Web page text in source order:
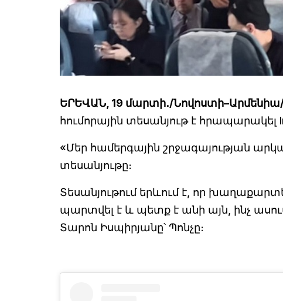
ԵՐԵՎԱՆ, 19 մարտի․/Նովոստի–Արմենիա/
հումորային տեսանյութ է հրապարակել
«Մեր համերգային շրջագայության
տեսանյութը։
Տեսանյութում երևում է, որ
պարտվել է և պետք է անի այն, ինչ
Տարոն Իսպիրյանը՝ Պոնչը։